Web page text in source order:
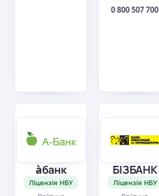
0 800 507 700
àбанк
Ліцензія НБУ
БІЗБАНК
Ліцензія НБУ